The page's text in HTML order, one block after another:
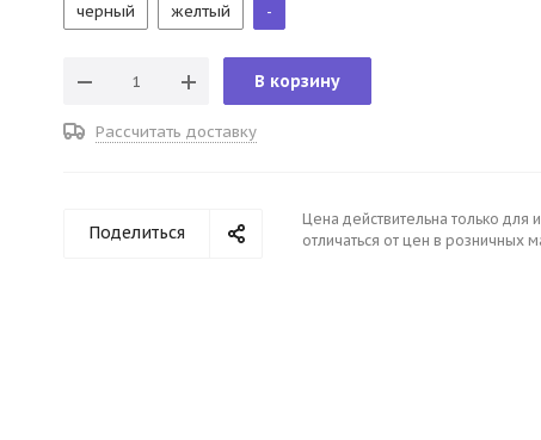
черный желтый -
В корзину
Рассчитать доставку
Поделиться
Цена действительна только для
отличаться от цен в розничных